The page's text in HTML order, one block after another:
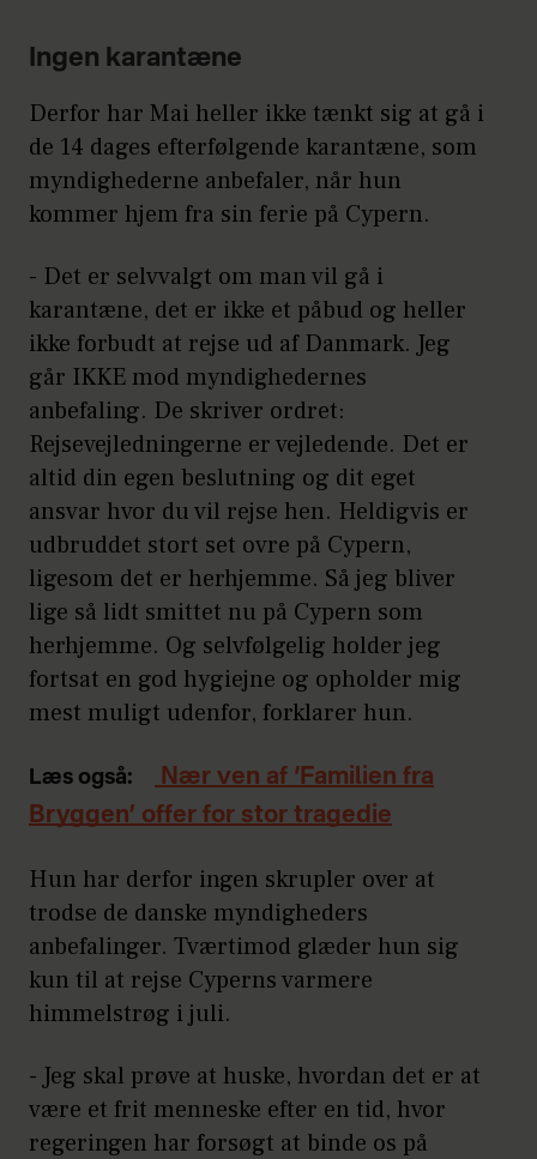
Ingen karantæne
Derfor har Mai heller ikke tænkt sig at gå i
de 14 dages efterfølgende karantæne, som
myndighederne anbefaler, når hun
kommer hjem fra sin ferie på Cypern.
- Det er selvvalgt om man vil gå i
karantæne, det er ikke et påbud og heller
ikke forbudt at rejse ud af Danmark. Jeg
går IKKE mod myndighedernes
anbefaling. De skriver ordret:
Rejsevejledningerne er vejledende. Det er
altid din egen beslutning og dit eget
ansvar hvor du vil rejse hen. Heldigvis er
udbruddet stort set ovre på Cypern,
ligesom det er herhjemme. Så jeg bliver
lige så lidt smittet nu på Cypern som
herhjemme. Og selvfølgelig holder jeg
fortsat en god hygiejne og opholder mig
mest muligt udenfor, forklarer hun.
Læs også:
Nær ven af ‘Familien fra
Bryggen’ offer for stor tragedie
Hun har derfor ingen skrupler over at
trodse de danske myndigheders
anbefalinger. Tværtimod glæder hun sig
kun til at rejse Cyperns varmere
himmelstrøg i juli.
- Jeg skal prøve at huske, hvordan det er at
være et frit menneske efter en tid, hvor
regeringen har forsøgt at binde os på